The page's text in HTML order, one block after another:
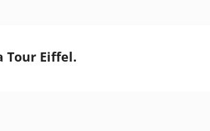
Tour Eiffel.